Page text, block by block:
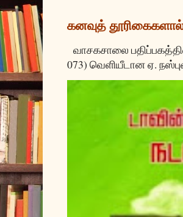
கனவுத்
வாசகசாலை
073) வெளியீடான ஏ.